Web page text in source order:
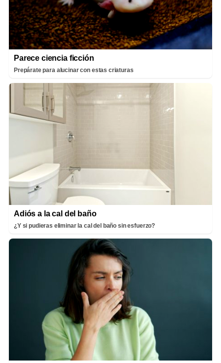
Parece ciencia ficción
Prepárate para alucinar con estas criaturas
Adiós a la cal del baño
¿Y si pudieras eliminar la cal del baño sin esfuerzo?